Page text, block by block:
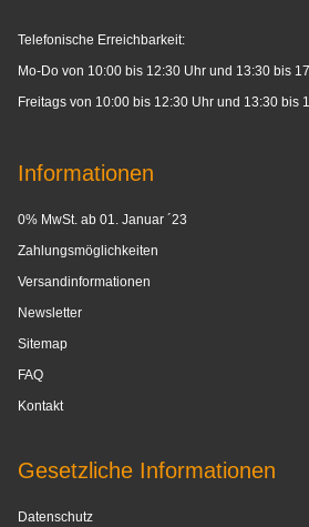
Telefonische Erreichbarkeit:
Mo-Do von 10:00 bis 12:30 Uhr und 13:30 bis
Freitags von 10:00 bis 12:30 Uhr und 13:30 bis
Informationen
0% MwSt. ab 01. Januar ´23
Zahlungsmöglichkeiten
Versandinformationen
Newsletter
Sitemap
FAQ
Kontakt
Gesetzliche Informationen
Datenschutz